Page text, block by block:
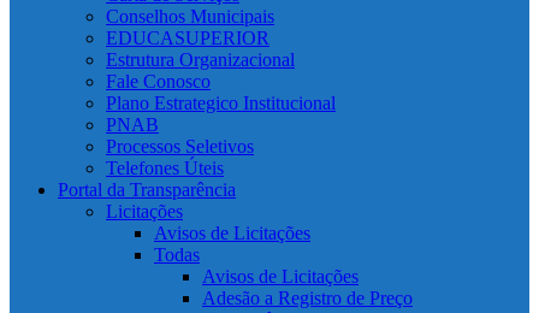
Conselhos Municipais
EDUCASUPERIOR
Estrutura Organizacional
Fale Conosco
Plano Estrategico Institucional
PNAB
Processos Seletivos
Telefones Úteis
Portal da Transparência
Licitações
Avisos de Licitações
Todas
Avisos de Licitações
Adesão a Registro de Preço